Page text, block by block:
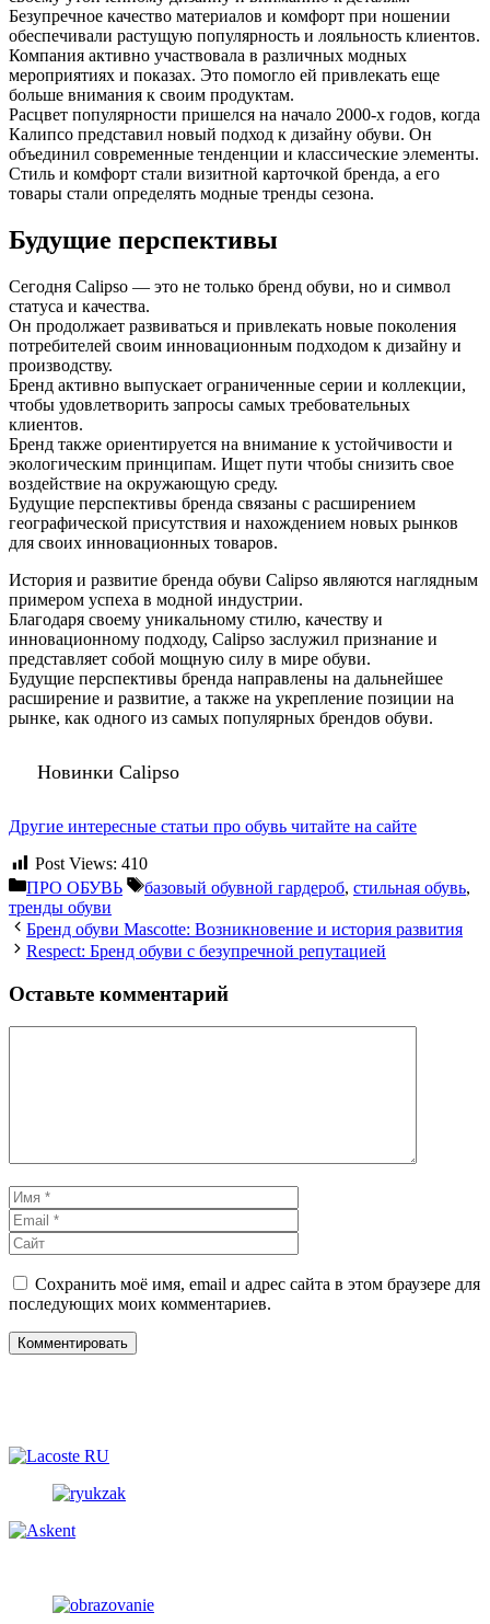
Безупречное качество материалов и комфорт при ношении
обеспечивали растущую популярность и лояльность клиентов.
Компания активно участвовала в различных модных
мероприятиях и показах. Это помогло ей привлекать еще
больше внимания к своим продуктам.
Расцвет популярности пришелся на начало 2000-х годов, когда
Калипсо представил новый подход к дизайну обуви. Он
объединил современные тенденции и классические элементы.
Стиль и комфорт стали визитной карточкой бренда, а его
товары стали определять модные тренды сезона.
Будущие перспективы
Сегодня Calipso — это не только бренд обуви, но и символ
статуса и качества.
Он продолжает развиваться и привлекать новые поколения
потребителей своим инновационным подходом к дизайну и
производству.
Бренд активно выпускает ограниченные серии и коллекции,
чтобы удовлетворить запросы самых требовательных
клиентов.
Бренд также ориентируется на внимание к устойчивости и
экологическим принципам. Ищет пути чтобы снизить свое
воздействие на окружающую среду.
Будущие перспективы бренда связаны с расширением
географической присутствия и нахождением новых рынков
для своих инновационных товаров.
История и развитие бренда обуви Calipso являются наглядным
примером успеха в модной индустрии.
Благодаря своему уникальному стилю, качеству и
инновационному подходу, Calipso заслужил признание и
представляет собой мощную силу в мире обуви.
Будущие перспективы бренда направлены на дальнейшее
расширение и развитие, а также на укрепление позиции на
рынке, как одного из самых популярных брендов обуви.
Новинки Calipso
Другие интересные статьи про обувь читайте на сайте
Post Views: 410
Рубрики
ПРО ОБУВЬ Метки
базовый обувной гардероб, стильная обувь,
тренды обуви
Бренд обуви Mascotte: Возникновение и история развития
Respect: Бренд обуви с безупречной репутацией
Оставьте комментарий
Имя
Сохранить моё имя, email и адрес сайта в этом браузере для
последующих моих комментариев.